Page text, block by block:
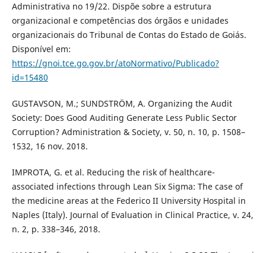
Administrativa no 19/22. Dispõe sobre a estrutura
organizacional e competências dos órgãos e unidades
organizacionais do Tribunal de Contas do Estado de Goiás.
Disponível em:
https://gnoi.tce.go.gov.br/atoNormativo/Publicado?
id=15480
GUSTAVSON, M.; SUNDSTRÖM, A. Organizing the Audit
Society: Does Good Auditing Generate Less Public Sector
Corruption? Administration & Society, v. 50, n. 10, p. 1508–
1532, 16 nov. 2018.
IMPROTA, G. et al. Reducing the risk of healthcare-
associated infections through Lean Six Sigma: The case of
the medicine areas at the Federico II University Hospital in
Naples (Italy). Journal of Evaluation in Clinical Practice, v. 24,
n. 2, p. 338–346, 2018.